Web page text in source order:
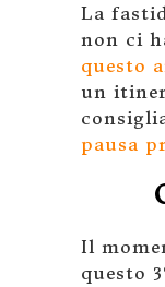
La
non ci
questo
un
pausa
Il
questo